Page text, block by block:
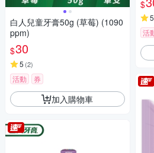
白人兒童牙膏50g (草莓) (1090
ppm)
$30
5 (2)
活動 券
加入購物車
$
5
活